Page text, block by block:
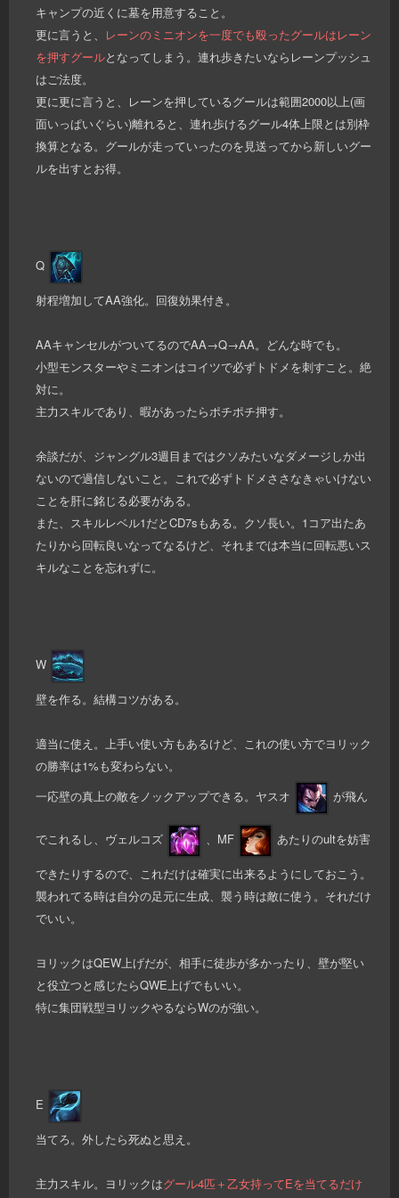
キャンプの近くに墓を用意すること。
更に言うと、
レーンのミニオンを一度でも殴ったグールはレーン
を押すグールとなってしまう。連れ歩きたいならレーンプッシュ
はご法度。
更に更に言うと、レーンを押しているグールは範囲2000以上(画
面いっぱいぐらい)離れると、連れ歩けるグール4体上限とは別枠
換算となる。グールが走っていったのを見送ってから新しいグー
ルを出すとお得。
Q
射程増加してAA強化。回復効果付き。
AAキャンセルがついてるのでAA→Q→AA。どんな時でも。
小型モンスターやミニオンはコイツで必ずトドメを刺すこと。絶
対に。
主力スキルであり、暇があったらポチポチ押す。
余談だが、ジャングル3週目まではクソみたいなダメージしか出
ないので過信しないこと。これで必ずトドメささなきゃいけない
ことを肝に銘じる必要がある。
また、スキルレベル1だとCD7sもある。クソ長い。1コア出たあ
たりから回転良いなってなるけど、それまでは本当に回転悪いス
キルなことを忘れずに。
W
壁を作る。結構コツがある。
適当に使え。上手い使い方もあるけど、これの使い方でヨリック
の勝率は1%も変わらない。
一応壁の真上の敵をノックアップできる。ヤスオ
が飛ん
でこれるし、ヴェルコズ 、MF あたりのultを妨害
できたりするので、これだけは確実に出来るようにしておこう。
襲われてる時は自分の足元に生成、襲う時は敵に使う。それだけ
でいい。
ヨリックはQEW上げだが、相手に徒歩が多かったり、壁が堅い
と役立つと感じたらQWE上げでもいい。
特に集団戦型ヨリックやるならWのが強い。
E
当てろ。外したら死ぬと思え。
主力スキル。ヨリックはグール4匹＋乙女持ってEを当てるだけ